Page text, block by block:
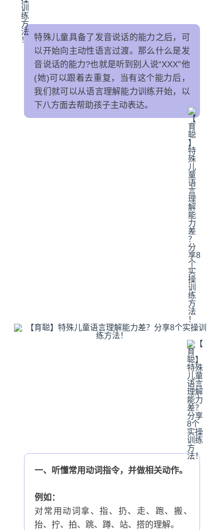
特殊儿童具备了发音说话的能力之后，可
以开始向主动性语言过渡。那么什么是发
音说话的能力?也就是听到别人说“XXX”他
(她)可以跟着去重复，当有这个能力后，
我们就可以从语言理解能力训练开始，以
下八方面去帮助孩子主动表达。
一、听懂常用动词指令，并做相关动作。
例如：
对常用动词拿、指、扔、走、跑、搬、
抬、拧、拍、跳、蹲、站、搭的理解。